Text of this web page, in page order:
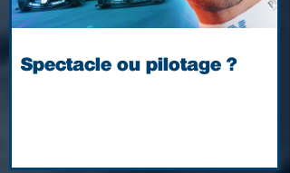
Spectacle ou pilotage ?